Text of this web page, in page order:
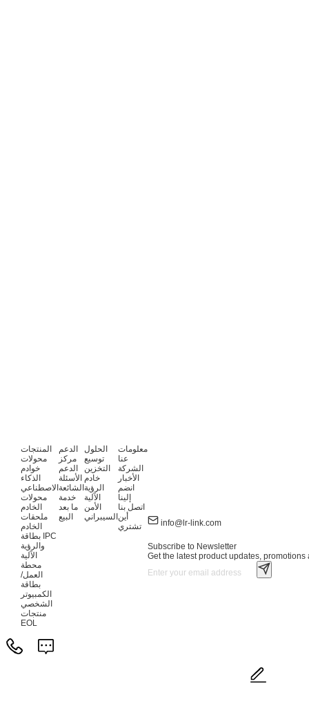
المنتجات
محولات
خوادم
الذكاء
الاصطناعي
محولات
الخادم
ملحقات
الخادم
بطاقة IPC
والرؤية
الآلية
محطة
العمل/
بطاقة
الكمبيوتر
الشخصي
منتجات
EOL
الدعم
مركز
الدعم
الأسئلة
الشائعة
خدمة
ما بعد
البيع
الحلول
توسيع
التخزين
خادم
الرؤية
الآلية
الأمن
السيبراني
معلومات
عنا
الشركة
الأخبار
انضم
إلينا
اتصل بنا
أين
تشتري
info@lr-link.com
Subscribe to Newsletter
Get the latest product updates, promotions